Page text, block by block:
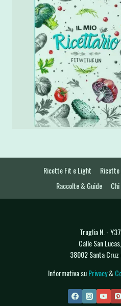
Ricette Fit e Light Ricette
Raccolte & Guide
Truglia N. -
Calle San
38002 Santa
Informativa suPrivacy&